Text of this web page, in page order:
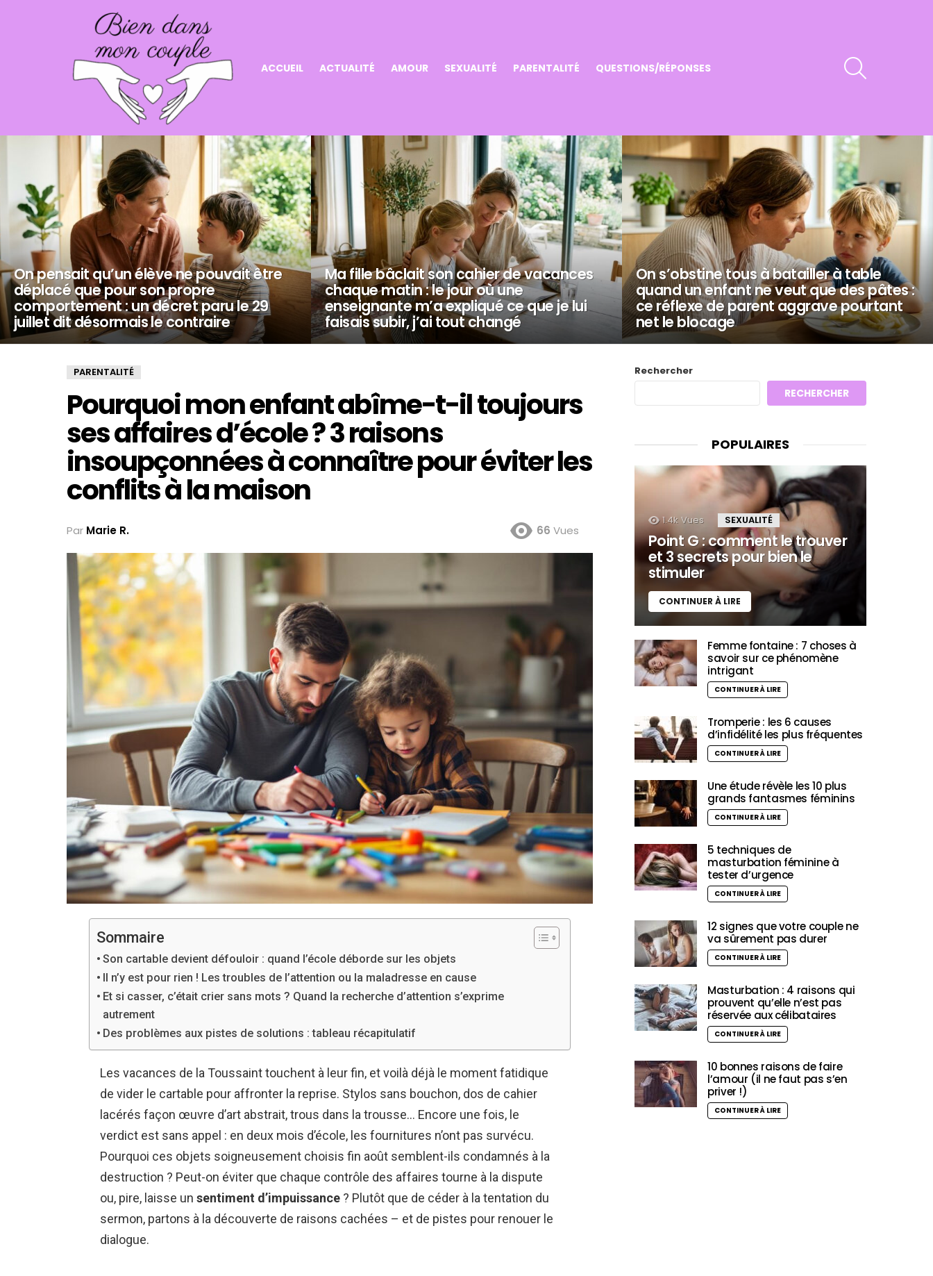
ACCUEIL ACTUALITÉ AMOUR SEXUALITÉ PARENTALITÉ QUESTIONS/RÉPONSES
On pensait qu’un élève ne pouvait être
déplacé que pour son propre
comportement : un décret paru le 29
juillet dit désormais le contraire
Ma fille bâclait son cahier de vacances
chaque matin : le jour où une
enseignante m’a expliqué ce que je lui
faisais subir, j’ai tout changé
On s’obstine tous à batailler à table
quand un enfant ne veut que des pâtes :
ce réflexe de parent aggrave pourtant
net le blocage
PARENTALITÉ
Pourquoi mon enfant abîme-t-il toujours
ses affaires d’école ? 3 raisons
insoupçonnées à connaître pour éviter les
conflits à la maison
Par Marie R. 66 Vues
Sommaire
Son cartable devient défouloir : quand l’école déborde sur les objets
Il n’y est pour rien ! Les troubles de l’attention ou la maladresse en cause
Et si casser, c’était crier sans mots ? Quand la recherche d’attention s’exprime
autrement
Des problèmes aux pistes de solutions : tableau récapitulatif
Les vacances de la Toussaint touchent à leur fin, et voilà déjà le moment fatidique
de vider le cartable pour affronter la reprise. Stylos sans bouchon, dos de cahier
lacérés façon œuvre d’art abstrait, trous dans la trousse… Encore une fois, le
verdict est sans appel : en deux mois d’école, les fournitures n’ont pas survécu.
Pourquoi ces objets soigneusement choisis fin août semblent-ils condamnés à la
destruction ? Peut-on éviter que chaque contrôle des affaires tourne à la dispute
ou, pire, laisse un sentiment d’impuissance ? Plutôt que de céder à la tentation du
sermon, partons à la découverte de raisons cachées – et de pistes pour renouer le
dialogue.
Rechercher
RECHERCHER
POPULAIRES
1.4k Vues SEXUALITÉ
Point G : comment le trouver
et 3 secrets pour bien le
stimuler
CONTINUER À LIRE
Femme fontaine : 7 choses à
savoir sur ce phénomène
intrigant
CONTINUER À LIRE
Tromperie : les 6 causes
d’infidélité les plus fréquentes
CONTINUER À LIRE
Une étude révèle les 10 plus
grands fantasmes féminins
CONTINUER À LIRE
5 techniques de
masturbation féminine à
tester d’urgence
CONTINUER À LIRE
12 signes que votre couple ne
va sûrement pas durer
CONTINUER À LIRE
Masturbation : 4 raisons qui
prouvent qu’elle n’est pas
réservée aux célibataires
CONTINUER À LIRE
10 bonnes raisons de faire
l’amour (il ne faut pas s’en
priver !)
CONTINUER À LIRE